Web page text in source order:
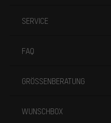
SERVICE
FAQ
GRÖSSENBERATUNG
WUNSCHBOX